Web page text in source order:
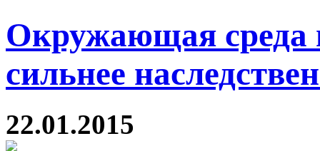
Окружающая среда
сильнее
22.01.2015